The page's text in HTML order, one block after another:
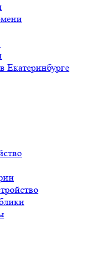
Екатеринбурге